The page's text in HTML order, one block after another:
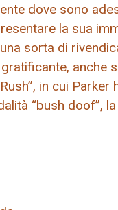
dove sono
la sua
sorta di
anche
in cui
“bush doof”,